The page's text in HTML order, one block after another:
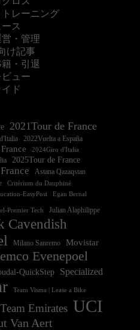
レーニング
ス
・管理
け記事
・引退
ュー
イド
2021Tour de France
2022Vuelta a España
2025Tour de France
Astana Qazaqstan
Critérium du Dauphiné
EasyPost Egan Bernal
Premier Tech Julian Alaphilippe
Cavendish
Milano Sanremo
Movistar
Evenepoel
QuickStep Specialized
Team Visma | Lease a Bike
Emirates UCI
Van Aert